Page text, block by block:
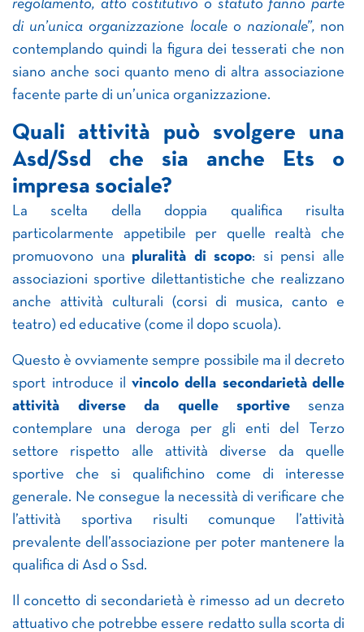
regolamento, atto costitutivo o statuto fanno parte
di un’unica organizzazione locale o nazionale”, non
contemplando quindi la figura dei tesserati che non
siano anche soci quanto meno di altra associazione
facente parte di un’unica organizzazione.
Quali attività può svolgere una
Asd/Ssd che sia anche Ets o
impresa sociale?
La scelta della doppia qualifica risulta
particolarmente appetibile per quelle realtà che
promuovono una pluralità di scopo: si pensi alle
associazioni sportive dilettantistiche che realizzano
anche attività culturali (corsi di musica, canto e
teatro) ed educative (come il dopo scuola).
Questo è ovviamente sempre possibile ma il decreto
sport introduce il vincolo della secondarietà delle
attività diverse da quelle sportive senza
contemplare una deroga per gli enti del Terzo
settore rispetto alle attività diverse da quelle
sportive che si qualifichino come di interesse
generale. Ne consegue la necessità di verificare che
l’attività sportiva risulti comunque l’attività
prevalente dell’associazione per poter mantenere la
qualifica di Asd o Ssd.
Il concetto di secondarietà è rimesso ad un decreto
attuativo che potrebbe essere redatto sulla scorta di